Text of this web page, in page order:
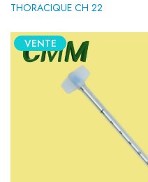
THORACIQUE CH 22
VENTE